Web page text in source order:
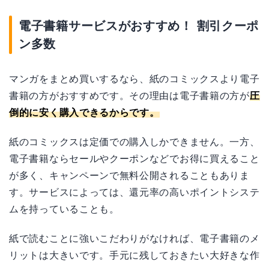
電子書籍サービスがおすすめ！ 割引クーポ
ン多数
マンガをまとめ買いするなら、紙のコミックスより電子
書籍の方がおすすめです。その理由は電子書籍の方が圧
倒的に安く購入できるからです。
紙のコミックスは定価での購入しかできません。一方、
電子書籍ならセールやクーポンなどでお得に買えること
が多く、キャンペーンで無料公開されることもありま
す。サービスによっては、還元率の高いポイントシステ
ムを持っていることも。
紙で読むことに強いこだわりがなければ、電子書籍のメ
リットは大きいです。手元に残しておきたい大好きな作